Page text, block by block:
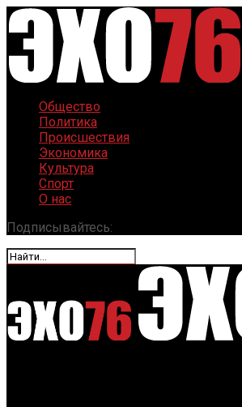
Общество
Политика
Происшествия
Экономика
Культура
Спорт
О нас
Подписывайтесь: